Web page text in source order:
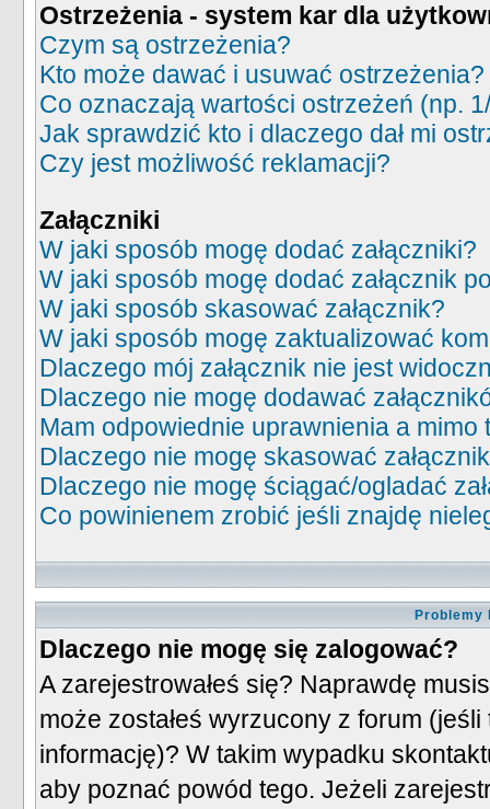
Ostrzeżenia - system kar dla
Czym są ostrzeżenia?
Kto może dawać i usuwać ostrzeżenia?
Co oznaczają wartości ostrzeżeń (np.
Jak sprawdzić kto i dlaczego dał mi
Czy jest możliwość reklamacji?
Załączniki
W jaki sposób mogę dodać załączniki?
W jaki sposób mogę dodać załącznik
W jaki sposób skasować załącznik?
W jaki sposób mogę zaktualizować
Dlaczego mój załącznik nie jest
Dlaczego nie mogę dodawać
Mam odpowiednie uprawnienia a mimo
Dlaczego nie mogę skasować
Dlaczego nie mogę ściągać/ogladać
Co powinienem zrobić jeśli znajdę
Problemy
Dlaczego nie mogę się zalogować?
A zarejestrowałeś się? Naprawdę
może zostałeś wyrzucony z forum
informację)? W takim wypadku
aby poznać powód tego. Jeżeli